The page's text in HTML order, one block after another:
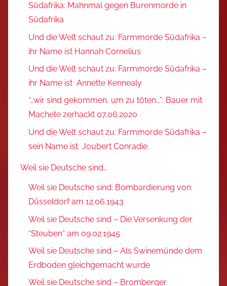
Südafrika: Mahnmal gegen Burenmorde in
Südafrika
Und die Welt schaut zu: Farmmorde Südafrika –
ihr Name ist Hannah Cornelius
Und die Welt schaut zu: Farmmorde Südafrika –
ihr Name ist Annette Kennealy
“…wir sind gekommen, um zu töten…”: Bauer mit
Machete zerhackt 07.06.2020
Und die Welt schaut zu: Farmmorde Südafrika –
sein Name ist Joubert Conradie
Weil sie Deutsche sind…
Weil sie Deutsche sind: Bombardierung von
Düsseldorf am 12.06.1943
Weil sie Deutsche sind – Die Versenkung der
“Steuben” am 09.02.1945
Weil sie Deutsche sind – Als Swinemünde dem
Erdboden gleichgemacht wurde
Weil sie Deutsche sind – Bromberger